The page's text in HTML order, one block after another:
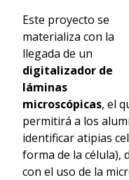
Este proyecto se
materializa con la
llegada de un
digitalizador de
láminas
microscópicas, el
permitirá a los
identificar atipias
forma de la célula),
con el uso de la